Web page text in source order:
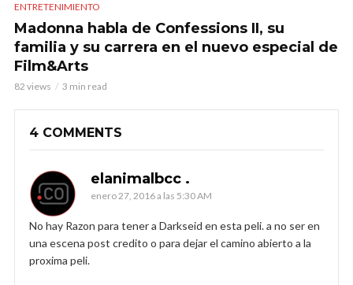
ENTRETENIMIENTO
Madonna habla de Confessions II, su
familia y su carrera en el nuevo especial de
Film&Arts
82 views 3 min read
4 COMMENTS
elanimalbcc .
enero 27, 2016 a las 5:30 AM
No hay Razon para tener a Darkseid en esta peli. a no ser en
una escena post credito o para dejar el camino abierto a la
proxima peli.